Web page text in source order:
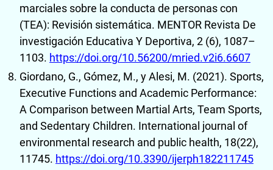
marciales sobre la conducta de personas con
(TEA): Revisión sistemática. MENTOR Revista De
investigación Educativa Y Deportiva, 2 (6), 1087–
1103. https://doi.org/10.56200/mried.v2i6.6607
Giordano, G., Gómez, M., y Alesi, M. (2021). Sports,
Executive Functions and Academic Performance:
A Comparison between Martial Arts, Team Sports,
and Sedentary Children. International journal of
environmental research and public health, 18(22),
11745. https://doi.org/10.3390/ijerph182211745